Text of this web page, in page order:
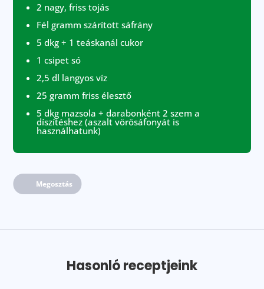
2 nagy, friss tojás
Fél gramm szárított sáfrány
5 dkg + 1 teáskanál cukor
1 csipet só
2,5 dl langyos víz
25 gramm friss élesztő
5 dkg mazsola + darabonként 2 szem a
díszítéshez (aszalt vörösáfonyát is
használhatunk)
Megosztás
Hasonló receptjeink